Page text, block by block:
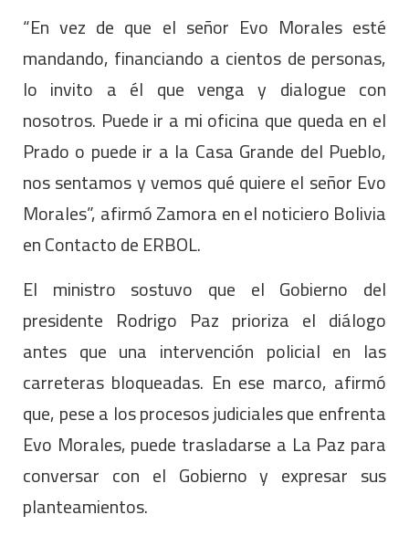
“En vez de que el señor Evo Morales esté
mandando, financiando a cientos de personas,
lo invito a él que venga y dialogue con
nosotros. Puede ir a mi oficina que queda en el
Prado o puede ir a la Casa Grande del Pueblo,
nos sentamos y vemos qué quiere el señor Evo
Morales”, afirmó Zamora en el noticiero Bolivia
en Contacto de ERBOL.
El ministro sostuvo que el Gobierno del
presidente Rodrigo Paz prioriza el diálogo
antes que una intervención policial en las
carreteras bloqueadas. En ese marco, afirmó
que, pese a los procesos judiciales que enfrenta
Evo Morales, puede trasladarse a La Paz para
conversar con el Gobierno y expresar sus
planteamientos.